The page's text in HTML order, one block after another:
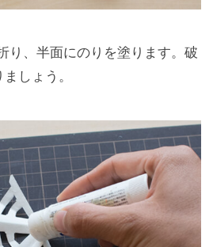
り、半面にのりを塗ります。破
しょう。